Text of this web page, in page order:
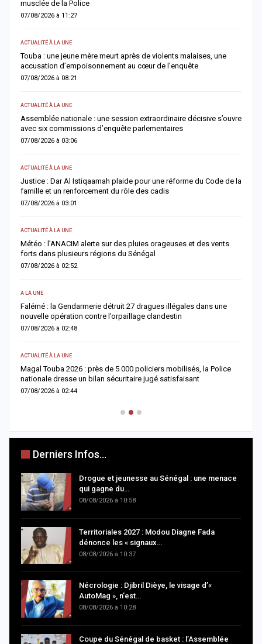
de la
les prières plutôt que les visites
06/08/2026 à 18:22
ECONOMIE
Sénégal–Banque mondiale : 220,7 milliards FCFA pour accélérer
les projets de développement
06/08/2026 à 18:05
ACTUALITÉ À LA UNE
Soudure 2026 : le gouvernement débloque plus de 7,2 milliards
FCFA pour renforcer l’assistance alimentaire et pastorale
06/08/2026 à 18:01
ACTUALITÉ À LA UNE
HLM Biscuiterie : un homme arrêté après l’abattage clandestin
d’un mouton, la police déjoue une tentative de…
06/08/2026 à 17:57
SANTÉ
Urgence sanitaire : les stocks de sang s’effondrent, le CNTS
lance un SOS aux donneurs
06/08/2026 à 07:15
ACTUALITÉ À LA UNE
Décès de Sokhna Mame Amy Mbacké : la famille du khalife
général des mourides frappée par un nouveau deuil
06/08/2026 à 07:07
ACTUALITÉ À LA UNE
Jaxaay : un homme déféré après une tentative de vol à l’arme
blanche dans un point multiservice
06/08/2026 à 07:02
Derniers Infos...
Drogue et jeunesse au Sénégal : une menace
qui gagne du…
08/08/2026 à 10:58
Territoriales 2027 : Modou Diagne Fada
dénonce les « signaux…
08/08/2026 à 10:37
Nécrologie : Djibril Dièye, le visage d’«
AutoMag », n’est…
08/08/2026 à 10:28
Coupe du Sénégal de basket : l’Assemblée